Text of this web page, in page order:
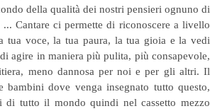
della qualità dei nostri pensieri ognuno di
Cantare ci permette di riconoscere a livello
tua voce, la tua paura, la tua gioia e la vedi
agire in maniera più pulita, più consapevole,
meno dannosa per noi e per gli altri. Il
dove venga insegnato tutto questo,
tutto il mondo quindi nel cassetto mezzo